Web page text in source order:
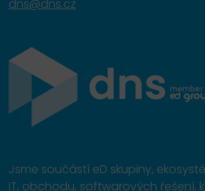
dns@dns.cz
Jsme součástí eD skupiny,
IT, obchodu, softwarových řešení,